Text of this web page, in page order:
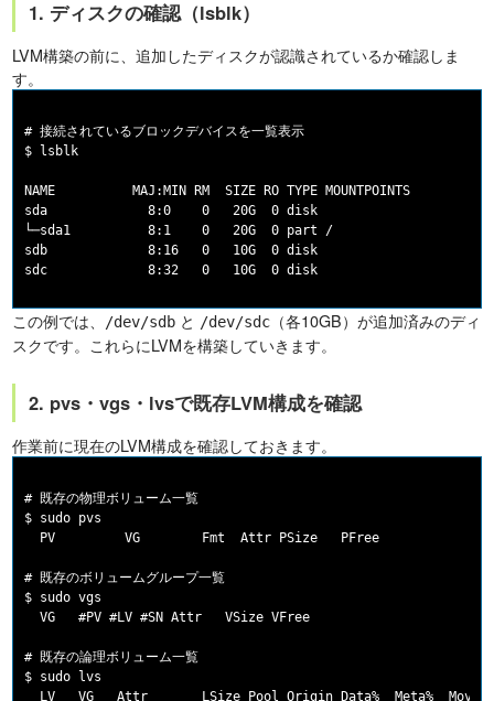
1. ディスクの確認（lsblk）
LVM構築の前に、追加したディスクが認識されているか確認しま
す。
# 接続されているブロックデバイスを一覧表示
$ lsblk
NAME          MAJ:MIN RM  SIZE RO TYPE MOUNTPOINTS
sda             8:0    0   20G  0 disk
└─sda1          8:1    0   20G  0 part /
sdb             8:16   0   10G  0 disk
この例では、 /dev/sdb と /dev/sdc （各10GB）が追加済みのディ
スクです。これらにLVMを構築していきます。
2. pvs・vgs・lvsで既存LVM構成を確認
作業前に現在のLVM構成を確認しておきます。
# 既存の物理ボリューム一覧
$ sudo pvs
  PV         VG        Fmt  Attr PSize   PFree
# 既存のボリュームグループ一覧
$ sudo vgs
  VG   #PV #LV #SN Attr   VSize VFree
# 既存の論理ボリューム一覧
$ sudo lvs